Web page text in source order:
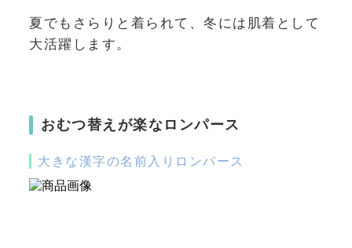
夏でもさらりと着られて、冬には肌着として
大活躍します。
おむつ替えが楽なロンパース
大きな漢字の名前入りロンパース